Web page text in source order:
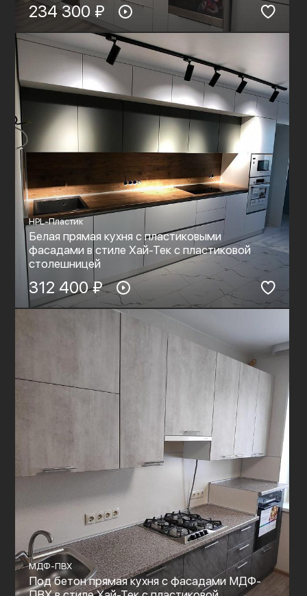
234 300 ₽
HPL-Пластик
Белая прямая кухня с пластиковыми
фасадами в стиле Хай-Тек с пластиковой
столешницей
312 400 ₽
МДФ-ПВХ
Под бетон прямая кухня с фасадами МДФ-